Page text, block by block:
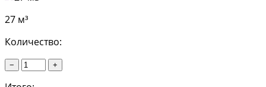
27 м³
Количество:
− +